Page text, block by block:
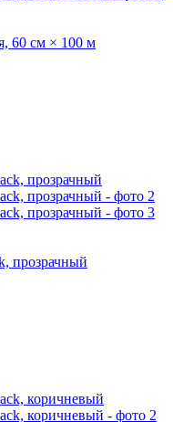
60 см × 100 м
прозрачный